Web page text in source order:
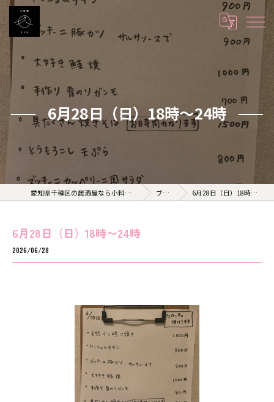
6月28日（日）18時〜24時
愛知県千種区の居酒屋なら小料理 久 KYU ブログ 6月28日（日）18時〜24時
6月28日（日）18時〜24時
2026/06/28